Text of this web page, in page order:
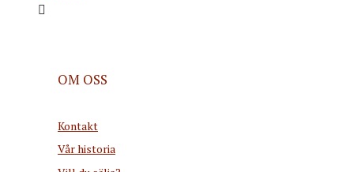
OM OSS
Kontakt
Vår historia